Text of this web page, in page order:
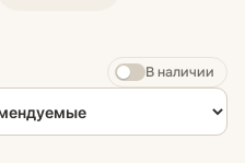
В наличии
товаров